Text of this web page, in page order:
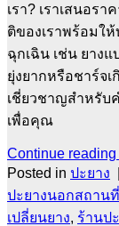
เรา? เราเสนอร
ติของเราพร้อมใ
ฉุกเฉิน เช่น ยาง
ยุ่งยากหรือชาร์จ
เชี่ยวชาญสำหรับ
เพื่อคุณ
Continue reading
Posted in ปะยาง
ปะยางนอกสถานที่
เปลี่ยนยาง, ร้านป